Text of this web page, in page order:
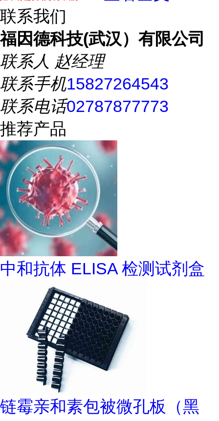
联系我们
福因德科技(武汉）有限公司
联系人 赵经理
联系手机15827264543
联系电话02787877773
推荐产品
中和抗体 ELISA 检测试剂盒
链霉亲和素包被微孔板（黑